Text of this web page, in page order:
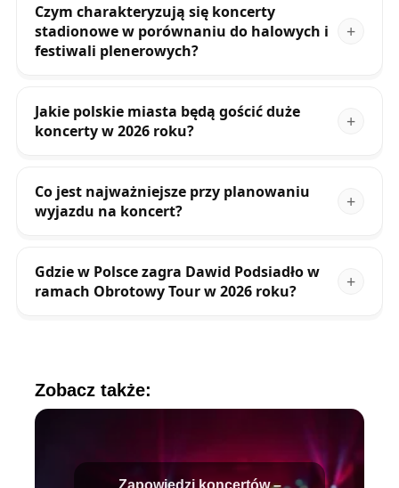
Czym charakteryzują się koncerty
stadionowe w porównaniu do halowych i
festiwali plenerowych?
Jakie polskie miasta będą gościć duże
koncerty w 2026 roku?
Co jest najważniejsze przy planowaniu
wyjazdu na koncert?
Gdzie w Polsce zagra Dawid Podsiadło w
ramach Obrotowy Tour w 2026 roku?
Zobacz także: